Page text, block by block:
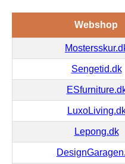
Webshop
Sengetid.dk
Lepong.dk